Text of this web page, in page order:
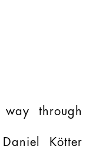
through
Kötter